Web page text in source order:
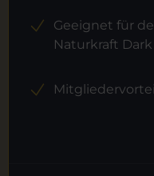
Geeignet für
Naturkraft